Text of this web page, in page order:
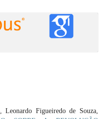
Figueiredo de Souza,